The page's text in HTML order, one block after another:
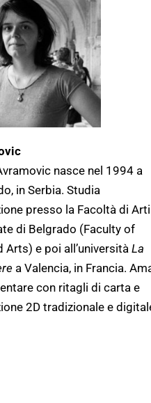
nasce nel 1994 a
in Serbia. Studia
presso la Facoltà di Arti
di Belgrado (Faculty of
Arts) e poi all’università La
a Valencia, in Francia.
con ritagli di carta e
2D tradizionale e